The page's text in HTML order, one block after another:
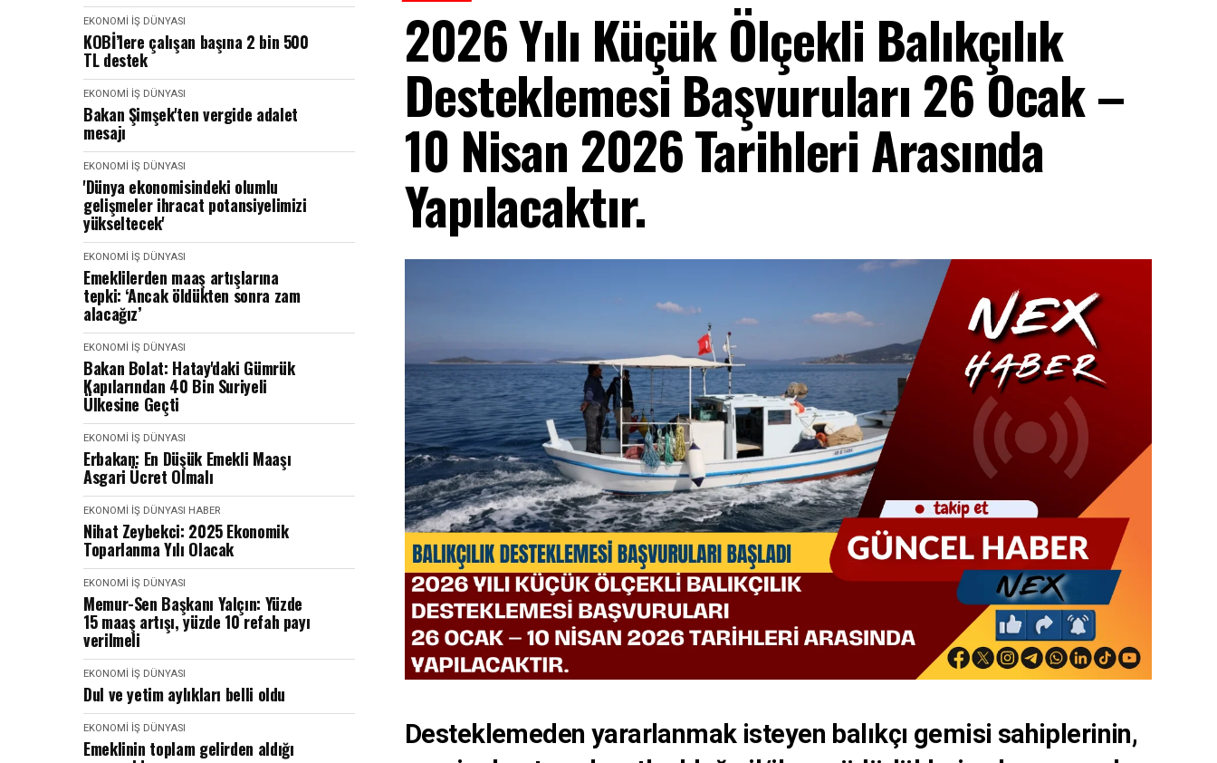
EKONOMI İŞ DÜNYASI
KOBİ’lere çalışan başına 2 bin 500
TL destek
EKONOMI İŞ DÜNYASI
Bakan Şimşek'ten vergide adalet
mesajı
EKONOMI İŞ DÜNYASI
'Dünya ekonomisindeki olumlu
gelişmeler ihracat potansiyelimizi
yükseltecek'
EKONOMI İŞ DÜNYASI
Emeklilerden maaş artışlarına
tepki: ‘Ancak öldükten sonra zam
alacağız’
EKONOMI İŞ DÜNYASI
Bakan Bolat: Hatay'daki Gümrük
Kapılarından 40 Bin Suriyeli
Ülkesine Geçti
EKONOMI İŞ DÜNYASI
Erbakan: En Düşük Emekli Maaşı
Asgari Ücret Olmalı
EKONOMI İŞ DÜNYASI HABER
Nihat Zeybekci: 2025 Ekonomik
Toparlanma Yılı Olacak
EKONOMI İŞ DÜNYASI
Memur-Sen Başkanı Yalçın: Yüzde
15 maaş artışı, yüzde 10 refah payı
verilmeli
EKONOMI İŞ DÜNYASI
Dul ve yetim aylıkları belli oldu
EKONOMI İŞ DÜNYASI
Emeklinin toplam gelirden aldığı
2026 Yılı Küçük Ölçekli Balıkçılık
Desteklemesi Başvuruları 26 Ocak –
10 Nisan 2026 Tarihleri Arasında
Yapılacaktır.
Desteklemeden yararlanmak isteyen balıkçı gemisi sahiplerinin,